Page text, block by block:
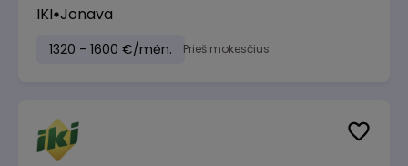
IKI Jonava
1320 - 1600 €/mėn. Prieš mokesčius